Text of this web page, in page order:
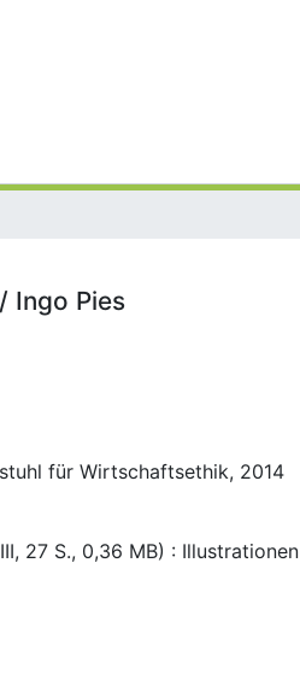
Ingo Pies
für Wirtschaftsethik, 2014
27 S., 0,36 MB) : Illustrationen